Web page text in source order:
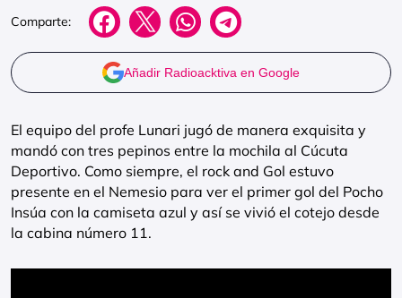
Comparte:
Añadir Radioacktiva en Google
El equipo del profe Lunari jugó de manera exquisita y
mandó con tres pepinos entre la mochila al Cúcuta
Deportivo. Como siempre, el rock and Gol estuvo
presente en el Nemesio para ver el primer gol del Pocho
Insúa con la camiseta azul y así se vivió el cotejo desde
la cabina número 11.